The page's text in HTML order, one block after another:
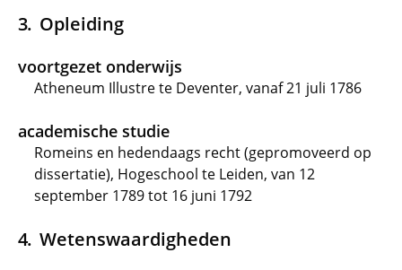
Opleiding
voortgezet onderwijs
Atheneum Illustre te Deventer, vanaf 21 juli 1786
academische studie
Romeins en hedendaags recht (gepromoveerd op
dissertatie), Hogeschool te Leiden, van 12
september 1789 tot 16 juni 1792
Wetenswaardigheden